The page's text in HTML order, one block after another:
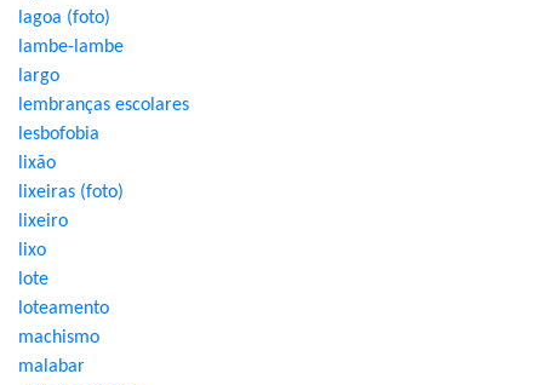
lagoa (foto)
lambe-lambe
largo
lembranças escolares
lesbofobia
lixão
lixeiras (foto)
lixeiro
lixo
lote
loteamento
machismo
malabar